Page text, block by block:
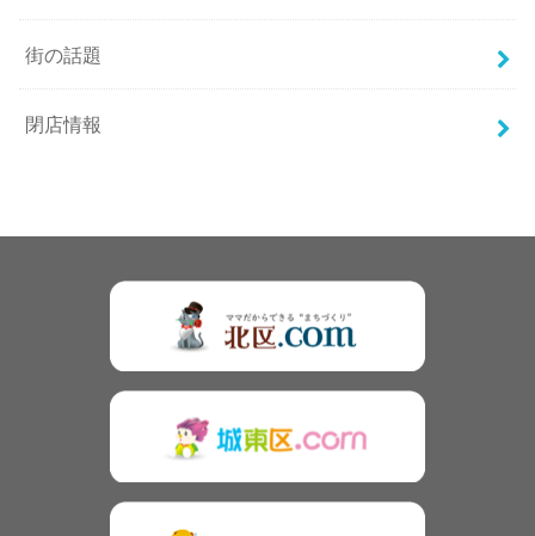
街の話題
閉店情報